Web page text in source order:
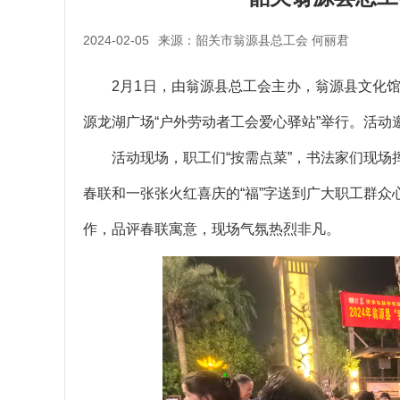
2024-02-05 来源：韶关市翁源县总工会 何丽君
2月1日，由翁源县总工会主办，翁源县文化馆
源龙湖广场“户外劳动者工会爱心驿站”举行。活
活动现场，职工们“按需点菜”，书法家们现场
春联和一张张火红喜庆的“福”字送到广大职工群
作，品评春联寓意，现场气氛热烈非凡。